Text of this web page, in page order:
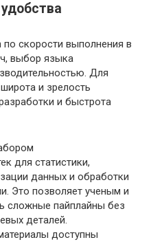
скорости выполнения в
выбор языка
Для
и зрелость
и быстрота
для статистики,
данных и обработки
Это позволяет ученым и
сложные пайплайны без
деталей.
доступны